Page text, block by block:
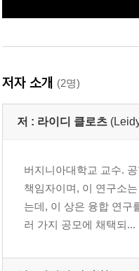
저자 소개 (2명)
저 : 라이디 클로츠
버지니아대학교 교수.
책임자이며, 이 연구소
는데, 이 상은 융합 연구
러 가지 공모에 채택되...